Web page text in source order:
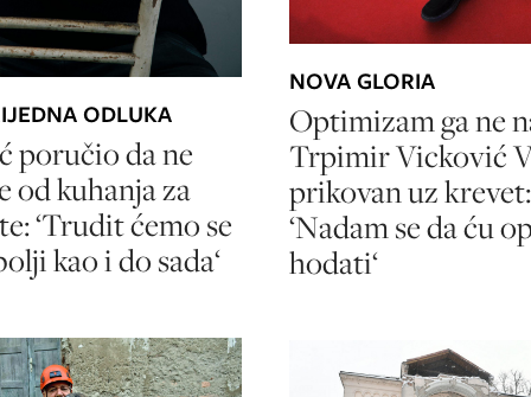
ODLUKA
poručio da ne
od kuhanja za
‘Trudit ćemo se
kao i do sada‘
NOVA GLORIA
Optimizam ga ne
Trpimir Vicković
prikovan uz krevet:
‘Nadam se da ću
hodati‘